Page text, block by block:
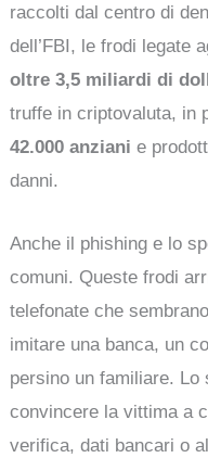
raccolti dal centro di
dell’FBI, le frodi legate
oltre 3,5 miliardi di
truffe in criptovaluta, in
42.000 anziani e
danni.
Anche il phishing e lo
comuni. Queste frodi
telefonate che
imitare una banca, un
persino un familiare.
convincere la vittima a
verifica, dati bancari o